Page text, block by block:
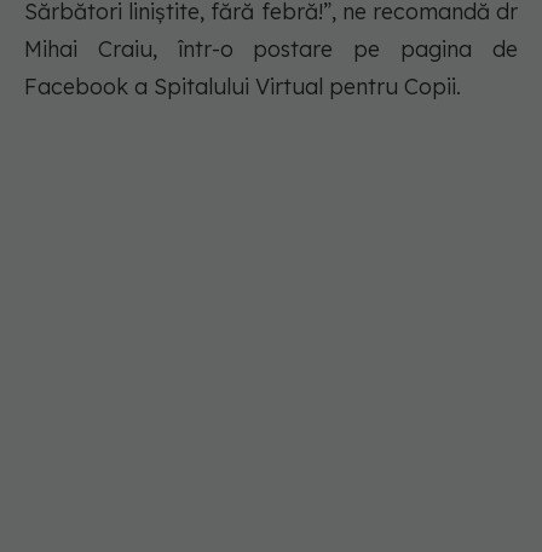
Sărbători liniștite, fără febră!”, ne recomandă dr
Mihai Craiu, într-o postare pe pagina de
Facebook a Spitalului Virtual pentru Copii.